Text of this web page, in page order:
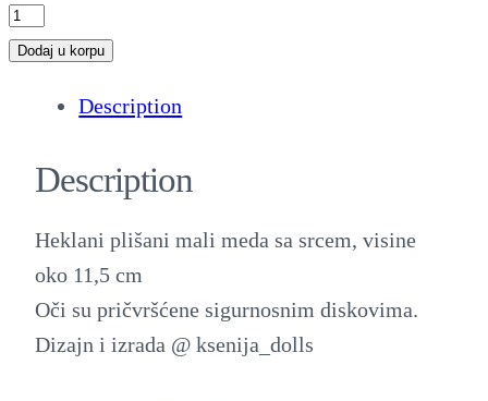
H
eDodaj u korpu
Description
Description
Heklani plišani mali meda sa srcem, visine
oko 11,5 cm
Oči su pričvršćene sigurnosnim diskovima.
Dizajn i izrada @ ksenija_dolls